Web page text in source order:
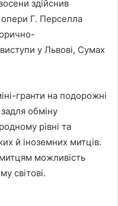
здійснив
опери Г. Перселла
у Львові, Сумах
гранти на подорожні
обміну
рівні та
й іноземних митців.
можливість
світові.